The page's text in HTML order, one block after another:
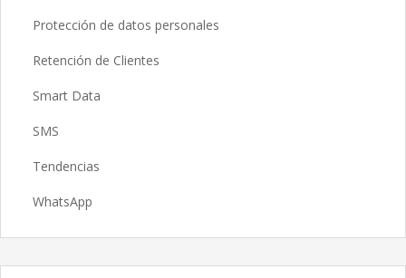
Protección de datos personales
Retención de Clientes
Smart Data
SMS
Tendencias
WhatsApp